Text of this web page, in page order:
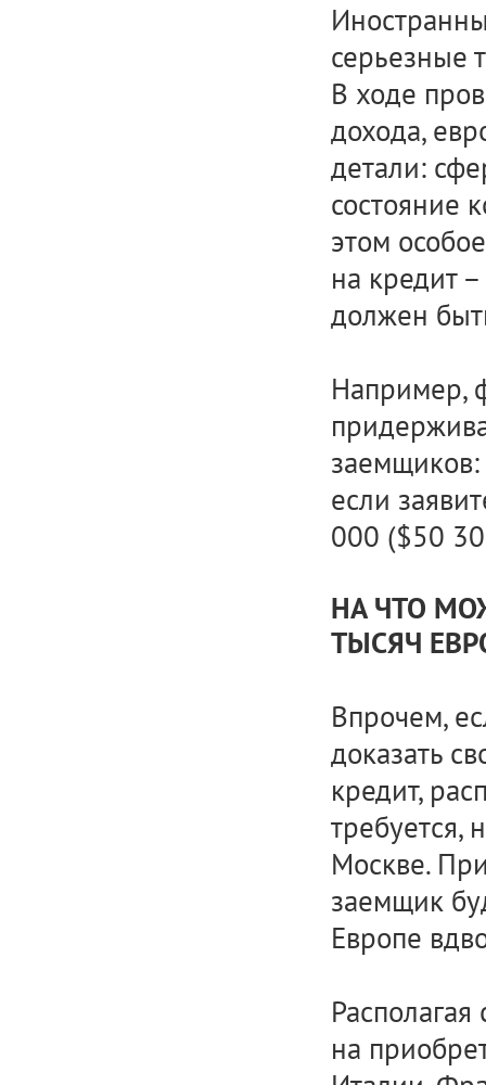
серьезные
В ходе
дохода,
детали:
состояние
этом
на кредит
должен
Например,
заемщиков:
если
000 ($50
НА ЧТО
ТЫСЯЧ
Впрочем,
доказать
кредит,
требуется,
Москве.
заемщик
Европе
на